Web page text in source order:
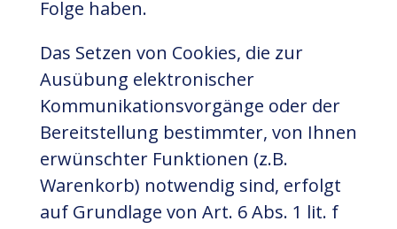
Folge haben.
Das Setzen von Cookies, die zur
Ausübung elektronischer
Kommunikationsvorgänge oder der
Bereitstellung bestimmter, von Ihnen
erwünschter Funktionen (z.B.
Warenkorb) notwendig sind, erfolgt
auf Grundlage von Art. 6 Abs. 1 lit. f